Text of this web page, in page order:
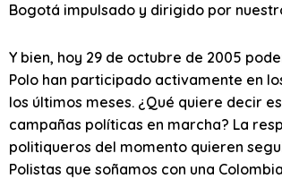
Bogotá impulsado y dirigido por
Y bien, hoy 29 de octubre de 2005
Polo han participado activamente en
los últimos meses. ¿Qué quiere decir
campañas políticas en marcha? La
politiqueros del momento quieren
Polistas que soñamos con una